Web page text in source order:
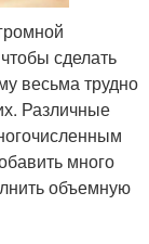
сделать
весьма трудно
Различные
много
объемную